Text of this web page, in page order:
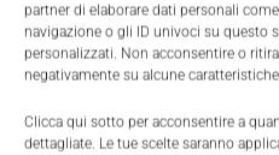
partner di elaborare dati personali
navigazione o gli ID univoci su questo
personalizzati. Non acconsentire o
negativamente su alcune
Clicca qui sotto per acconsentire a
dettagliate. Le tue scelte saranno